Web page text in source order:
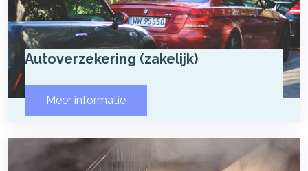
Autoverzekering (zakelijk)
Meer informatie